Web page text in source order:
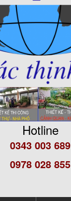
Hotline
0343 003 689
0978 028 855